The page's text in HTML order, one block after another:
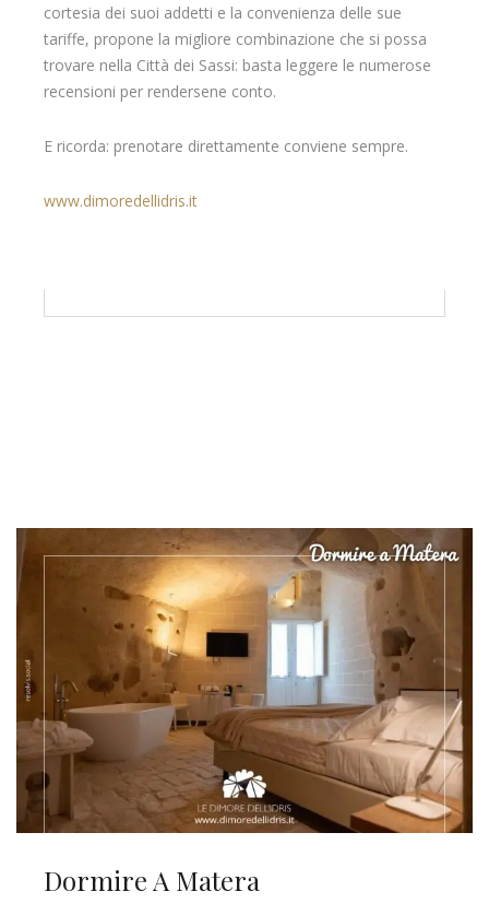
cortesia dei suoi addetti e la convenienza delle sue
tariffe, propone la migliore combinazione che si possa
trovare nella Città dei Sassi: basta leggere le numerose
recensioni per rendersene conto.
E ricorda: prenotare direttamente conviene sempre.
www.dimoredellidris.it
Dormire A Matera